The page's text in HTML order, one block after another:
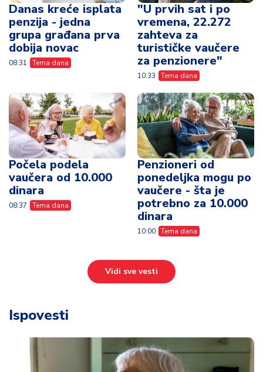
Danas kreće isplata
penzija - jedna
grupa građana prva
dobija novac
08:31 Tema dana
"U prvih sat i po
vremena, 22.272
zahteva za
turističke vaučere
za penzionere"
10:33 Tema dana
Počela podela
vaučera od 10.000
dinara
08:37 Tema dana
Penzioneri od
ponedeljka mogu po
vaučere - šta je
potrebno za 10.000
dinara
10:00 Tema dana
Vidi sve vesti
Ispovesti